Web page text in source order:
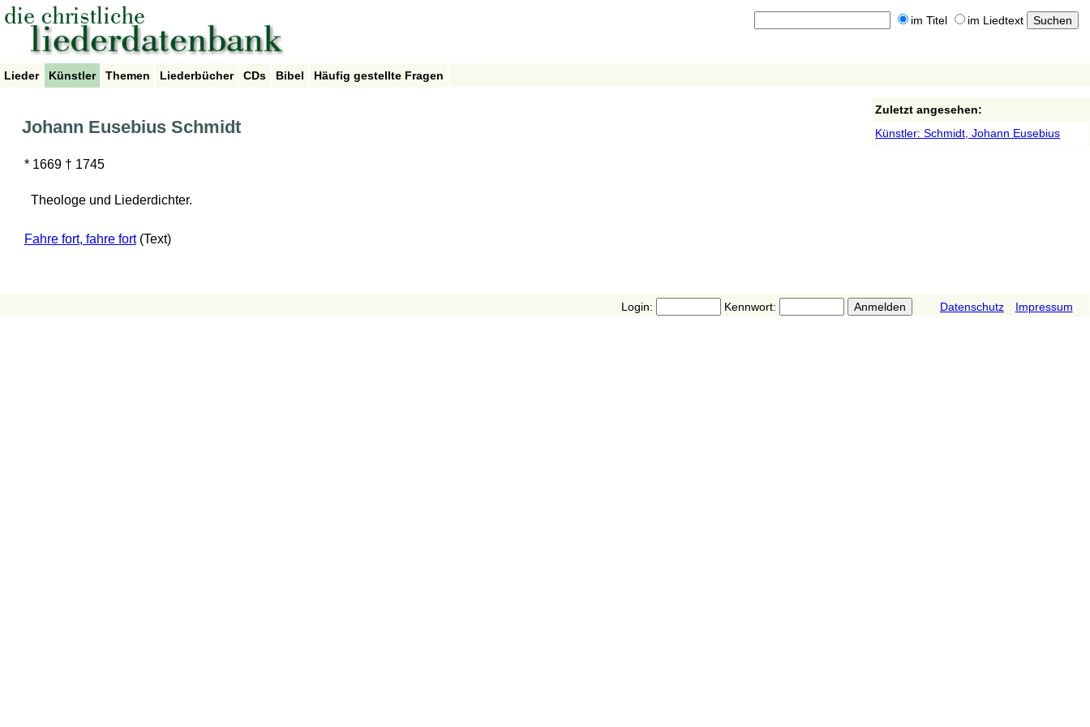
im Titel im Liedtext
Lieder Künstler Themen Liederbücher CDs Bibel Häufig gestellte Fragen
Johann Eusebius Schmidt
* 1669 † 1745
Theologe und Liederdichter.
Fahre fort, fahre fort (Text)
Zuletzt angesehen:
Künstler: Schmidt, Johann Eusebius
Login: Kennwort: Datenschutz Impressum